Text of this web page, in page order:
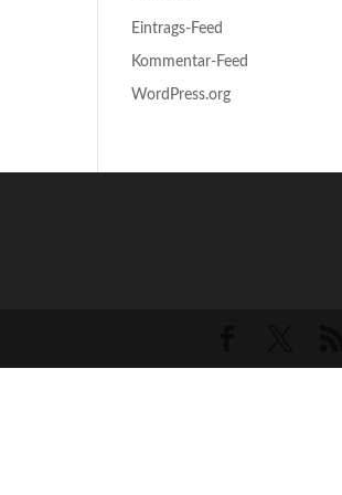
Eintrags-Feed
Kommentar-Feed
WordPress.org